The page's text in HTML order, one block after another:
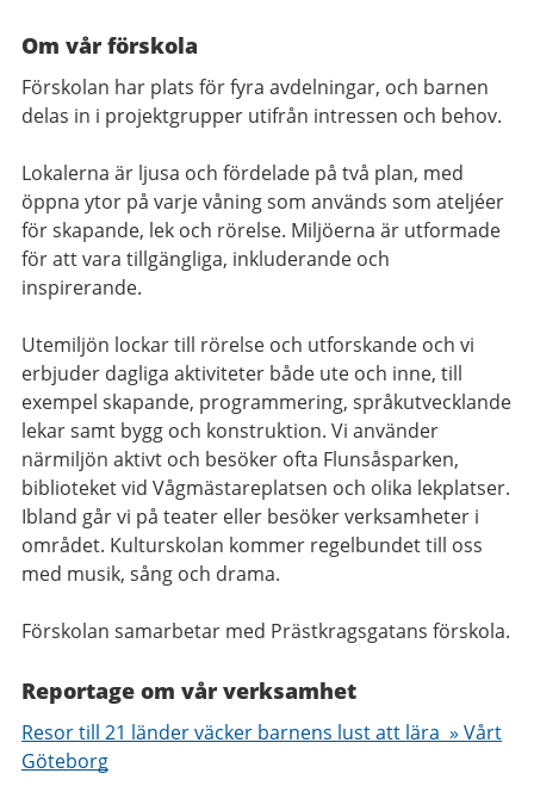
Om vår förskola
Förskolan har plats för fyra avdelningar, och barnen
delas in i projektgrupper utifrån intressen och behov.
Lokalerna är ljusa och fördelade på två plan, med
öppna ytor på varje våning som används som ateljéer
för skapande, lek och rörelse. Miljöerna är utformade
för att vara tillgängliga, inkluderande och
inspirerande.
Utemiljön lockar till rörelse och utforskande och vi
erbjuder dagliga aktiviteter både ute och inne, till
exempel skapande, programmering, språkutvecklande
lekar samt bygg och konstruktion. Vi använder
närmiljön aktivt och besöker ofta Flunsåsparken,
biblioteket vid Vågmästareplatsen och olika lekplatser.
Ibland går vi på teater eller besöker verksamheter i
området. Kulturskolan kommer regelbundet till oss
med musik, sång och drama.
Förskolan samarbetar med Prästkragsgatans förskola.
Reportage om vår verksamhet
Resor till 21 länder väcker barnens lust att lära​ » Vårt
Göteborg